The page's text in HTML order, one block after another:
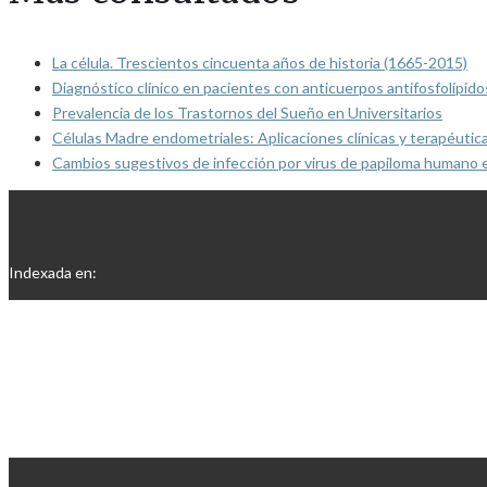
La célula. Trescientos cincuenta años de historia (1665-2015)
Diagnóstico clínico en pacientes con anticuerpos
Prevalencia de los Trastornos del Sueño en Universitarios
Células Madre endometriales: Aplicaciones clínicas y
Cambios sugestivos de infección por virus de papiloma
Indexada en: